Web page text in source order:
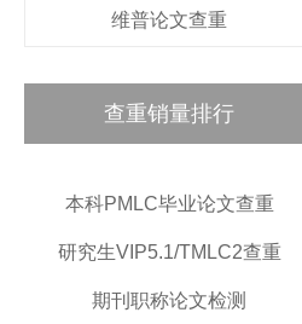
维普论文查重
查重销量排行
本科PMLC毕业论文查重
研究生VIP5.1/TMLC2查重
期刊职称论文检测